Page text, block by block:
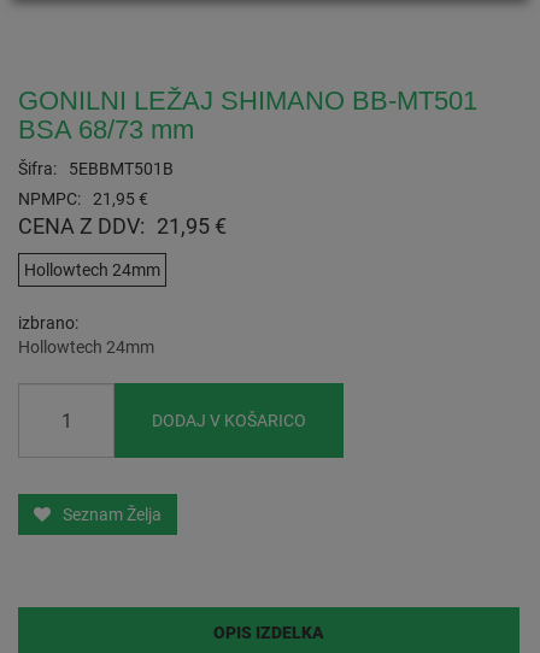
GONILNI LEŽAJ SHIMANO BB-MT501
BSA 68/73 mm
Šifra:
5EBBMT501B
NPMPC:
21,95 €
CENA Z DDV: 21,95 €
Hollowtech 24mm
izbrano
Hollowtech 24mm
DODAJ V KOŠARICO
Seznam Želja
OPIS IZDELKA